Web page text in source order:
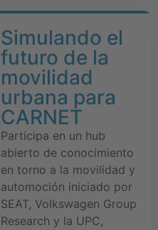
Simulando el
futuro de la
movilidad
urbana para
CARNET
Participa en un hub
abierto de conocimiento
en torno a la movilidad y
automoción iniciado por
SEAT, Volkswagen Group
Research y la UPC,